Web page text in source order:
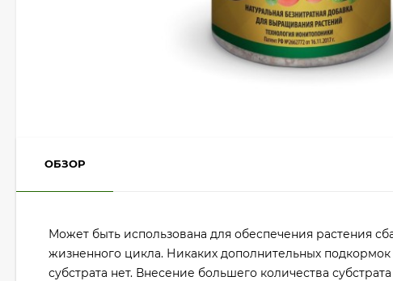
ОБЗОР
Может быть использована для обеспечения растения
жизненного цикла. Никаких дополнительных
субстрата нет. Внесение большего количества